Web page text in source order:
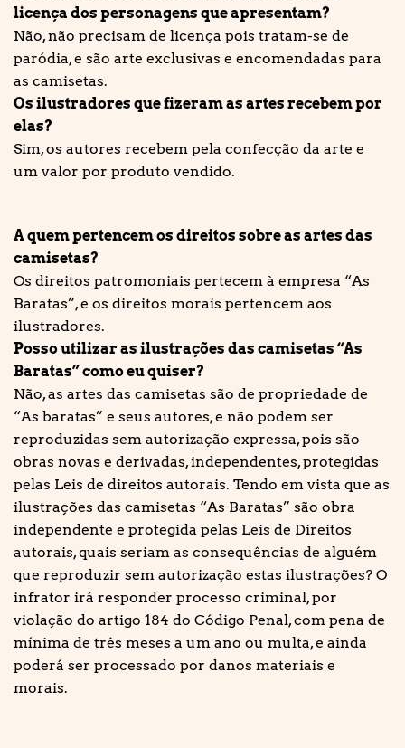
licença dos personagens que apresentam?
Não, não precisam de licença pois tratam-se de
paródia, e são arte exclusivas e encomendadas para
as camisetas.
Os ilustradores que fizeram as artes recebem por
elas?
Sim, os autores recebem pela confecção da arte e
um valor por produto vendido.
A quem pertencem os direitos sobre as artes das
camisetas?
Os direitos patromoniais pertecem à empresa “As
Baratas”, e os direitos morais pertencem aos
ilustradores.
Posso utilizar as ilustrações das camisetas “As
Baratas” como eu quiser?
Não, as artes das camisetas são de propriedade de
“As baratas” e seus autores, e não podem ser
reproduzidas sem autorização expressa, pois são
obras novas e derivadas, independentes, protegidas
pelas Leis de direitos autorais. Tendo em vista que as
ilustrações das camisetas “As Baratas” são obra
independente e protegida pelas Leis de Direitos
autorais, quais seriam as consequências de alguém
que reproduzir sem autorização estas ilustrações? O
infrator irá responder processo criminal, por
violação do artigo 184 do Código Penal, com pena de
mínima de três meses a um ano ou multa, e ainda
poderá ser processado por danos materiais e
morais.